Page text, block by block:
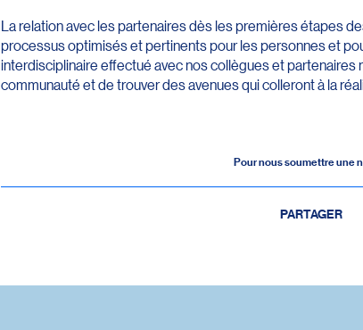
La relation avec les partenaires dès les premières étapes
processus optimisés et pertinents pour les personnes et
interdisciplinaire effectué avec nos collègues et
communauté et de trouver des avenues qui colleront à la
Pour nous soumettre une
PARTAGER